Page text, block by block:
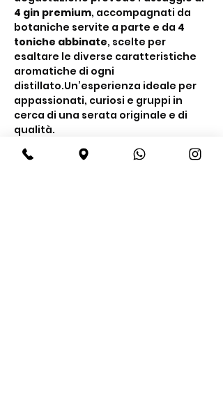
4 gin premium, accompagnati da
botaniche servite a parte e da 4
toniche abbinate, scelte per
esaltare le diverse caratteristiche
aromatiche di ogni
distillato.Un’esperienza ideale per
appassionati, curiosi e gruppi in
cerca di una serata originale e di
qualità.
Cosa include la